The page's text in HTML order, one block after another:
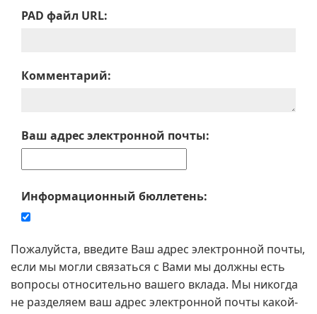
PAD файл URL:
Комментарий:
Ваш адрес электронной почты:
Информационный бюллетень:
Пожалуйста, введите Ваш адрес электронной почты,
если мы могли связаться с Вами мы должны есть
вопросы относительно вашего вклада. Мы никогда
не разделяем ваш адрес электронной почты какой-